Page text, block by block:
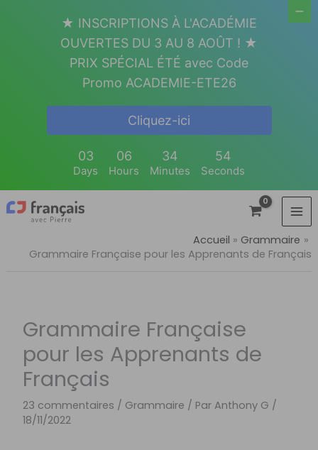
Accueil
Grammaire
Grammaire Française pour les Apprenants de Français
Grammaire Française
pour les Apprenants de
Français
23 commentaires / Grammaire / Par Anthony G /
18/11/2022
★ INSCRIPTIONS À L'ACADÉMIE
OUVERTES DU 3 AU 8 AOÛT ! ★
PRIX SPÉCIAL ÉTÉ avec Code
Promo ACADEMIE-ETE26
Cliquez-ici
03
Days
06
Hours
34
Minutes
53
Seconds